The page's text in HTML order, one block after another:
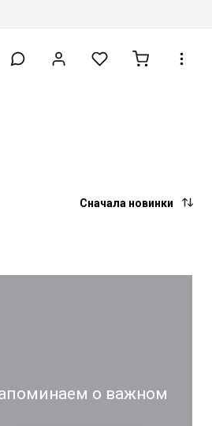
Сначала новинки
о важном